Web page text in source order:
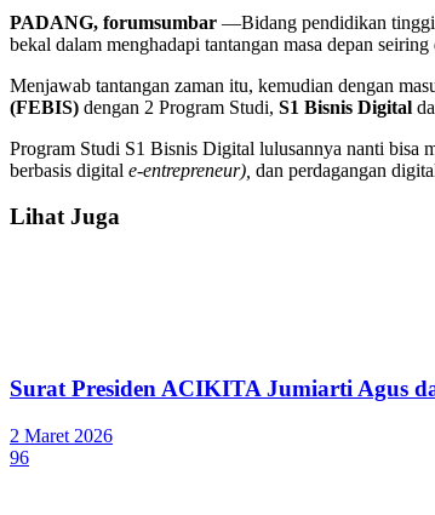
PADANG, forumsumbar —Bidang pendidikan tinggi
bekal dalam menghadapi tantangan masa depan
Menjawab tantangan zaman itu, kemudian dengan
(FEBIS) dengan 2 Program Studi, S1 Bisnis Digital
Program Studi S1 Bisnis Digital lulusannya nanti bisa
berbasis digital e-entrepreneur), dan perdagangan
Lihat Juga
Surat Presiden ACIKITA Jumiarti Agus
2 Maret 2026
96